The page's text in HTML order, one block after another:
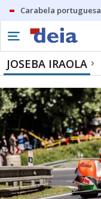
Carabela portuguesa
JOSEBA IRAOLA